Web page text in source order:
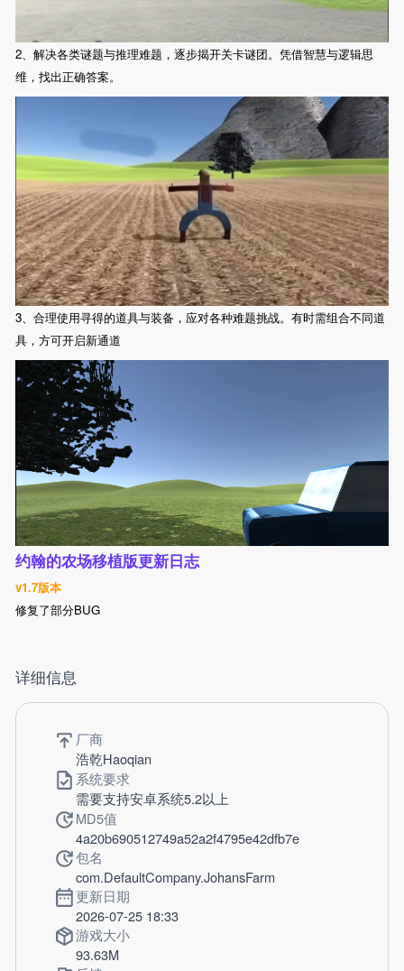
2、解决各类谜题与推理难题，逐步揭开关卡谜团。凭借智慧与逻辑思
维，找出正确答案。
3、合理使用寻得的道具与装备，应对各种难题挑战。有时需组合不同道
具，方可开启新通道
约翰的农场移植版更新日志
v1.7版本
修复了部分BUG
详细信息
厂商
浩乾Haoqian
系统要求
需要支持安卓系统5.2以上
MD5值
4a20b690512749a52a2f4795e42dfb7e
包名
com.DefaultCompany.JohansFarm
更新日期
2026-07-25 18:33
游戏大小
93.63M